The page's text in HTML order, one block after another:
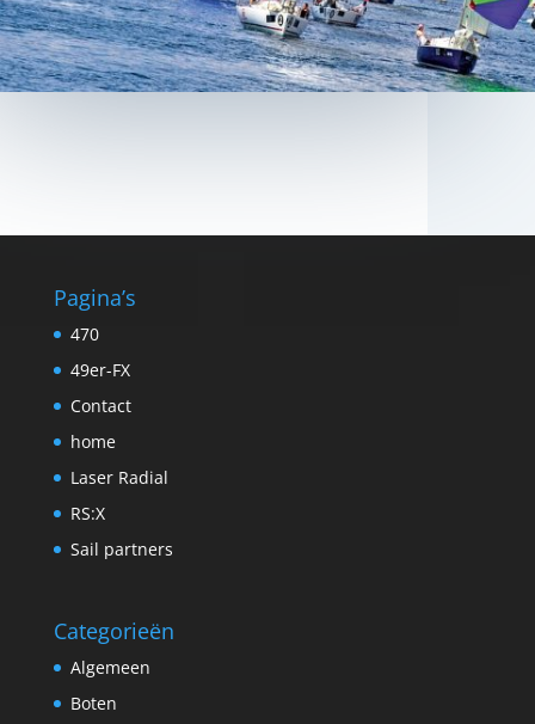
Pagina’s
470
49er-FX
Contact
home
Laser Radial
RS:X
Sail partners
Categorieën
Algemeen
Boten